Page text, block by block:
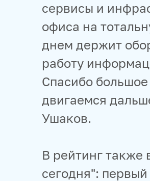
сервисы и
офиса на
днем держит
работу
Спасибо
двигаемся
Ушаков.
В рейтинг
сегодня":